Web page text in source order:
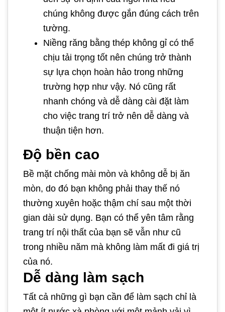
chúng không được gắn đúng cách trên
tường.
Niềng răng bằng thép không gỉ có thể
chịu tải trọng tốt nên chúng trở thành
sự lựa chọn hoàn hảo trong những
trường hợp như vậy. Nó cũng rất
nhanh chóng và dễ dàng cài đặt làm
cho việc trang trí trở nên dễ dàng và
thuận tiện hơn.
Độ bền cao
Bề mặt chống mài mòn và không dễ bị ăn
mòn, do đó bạn không phải thay thế nó
thường xuyên hoặc thậm chí sau một thời
gian dài sử dụng. Bạn có thể yên tâm rằng
trang trí nội thất của bạn sẽ vẫn như cũ
trong nhiều năm mà không làm mất đi giá trị
của nó.
Dễ dàng làm sạch
Tất cả những gì bạn cần để làm sạch chỉ là